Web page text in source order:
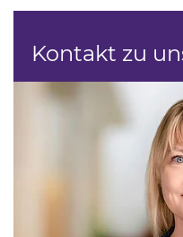
Kontakt zu